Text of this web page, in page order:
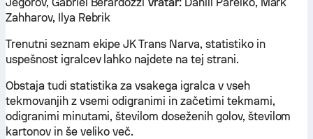
Zahharov, Ilya Rebrik
Trenutni seznam ekipe JK Trans Narva, statistiko in
uspešnost igralcev lahko najdete na tej strani.
Obstaja tudi statistika za vsakega igralca v vseh
tekmovanjih z vsemi odigranimi in začetimi tekmami,
odigranimi minutami, številom doseženih golov, številom
kartonov in še veliko več.